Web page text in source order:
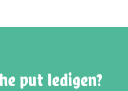
put ledigen?